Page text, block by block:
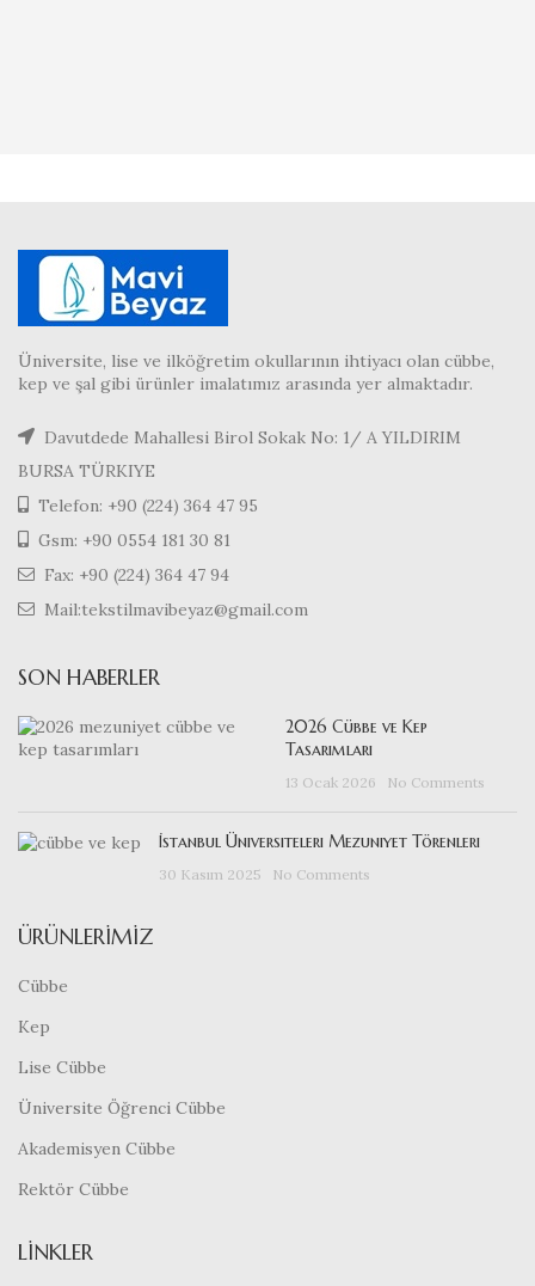
Üniversite, lise ve ilköğretim okullarının ihtiyacı olan cübbe,
kep ve şal gibi ürünler imalatımız arasında yer almaktadır.
Davutdede Mahallesi Birol Sokak No: 1/ A YILDIRIM
BURSA TÜRKIYE
Telefon: +90 (224) 364 47 95
Gsm: +90 0554 181 30 81
Fax: +90 (224) 364 47 94
Mail:tekstilmavibeyaz@gmail.com
SON HABERLER
2026 Cübbe ve Kep
Tasarımları
13 Ocak 2026 No Comments
İstanbul Üniversiteleri Mezuniyet Törenleri
30 Kasım 2025 No Comments
ÜRÜNLERIMIZ
Cübbe
Kep
Lise Cübbe
Üniversite Öğrenci Cübbe
Akademisyen Cübbe
Rektör Cübbe
LINKLER